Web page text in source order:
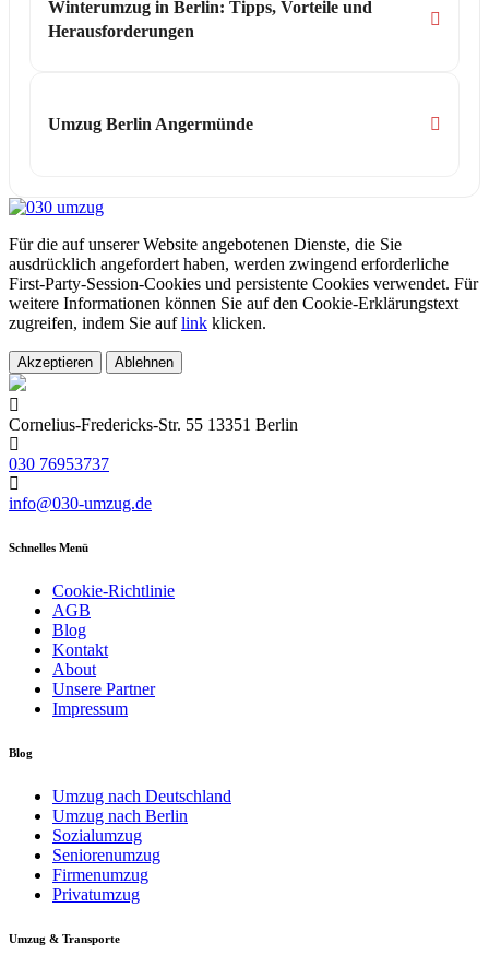
Winterumzug in Berlin: Tipps, Vorteile und
Herausforderungen
Umzug Berlin Angermünde
Für die auf unserer Website angebotenen Dienste, die Sie
ausdrücklich angefordert haben, werden zwingend erforderliche
First-Party-Session-Cookies und persistente Cookies verwendet. Für
weitere Informationen können Sie auf den Cookie-Erklärungstext
zugreifen, indem Sie auflink klicken.
Akzeptieren Ablehnen
Cornelius-Fredericks-Str. 55 13351 Berlin
030 76953737
info@030-umzug.de
Schnelles Menü
Cookie-Richtlinie
AGB
Blog
Kontakt
About
Unsere Partner
Impressum
Blog
Umzug nach Deutschland
Umzug nach Berlin
Sozialumzug
Seniorenumzug
Firmenumzug
Privatumzug
Umzug & Transporte